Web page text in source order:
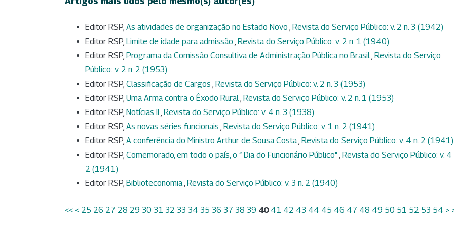
Editor RSP, As atividades de organização no Estado Novo Revista do Serviço Público: v. 2 n. 3 (1942)
Editor RSP, Limite de idade para admissão Revista do Serviço Público: v. 2 n. 1 (1940)
Editor RSP, Programa da Comissão Consultiva de Administração Pública no Brasil Revista do Serviço
Público: v. 2 n. 2 (1953)
Editor RSP, Classificação de Cargos Revista do Serviço Público: v. 2 n. 3 (1953)
Editor RSP, Uma Arma contra o Êxodo Rural Revista do Serviço Público: v. 2 n. 1 (1953)
Editor RSP, Notícias II Revista do Serviço Público: v. 4 n. 3 (1938)
Editor RSP, As novas séries funcionais Revista do Serviço Público: v. 1 n. 2 (1941)
Editor RSP, A conferência do Ministro Arthur de Sousa Costa Revista do Serviço Público: v. 4 n. 2 (1941)
Editor RSP, Comemorado, em todo o país, o “ Dia do Funcionário Público" Revista do Serviço Público: v. 4
2 (1941)
Editor RSP, Biblioteconomia Revista do Serviço Público: v. 3 n. 2 (1940)
<< < 25 26 27 28 29 30 31 32 33 34 35 36 37 38 39 40 41 42 43 44 45 46 47 48 49 50 51 52 53 54 >